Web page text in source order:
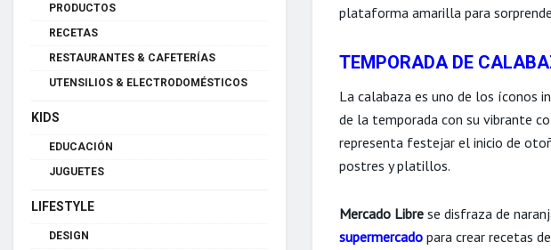
plataforma amarilla para
TEMPORADA DE
La calabaza es uno de los íconos
de la temporada con su vibrante
representa festejar el inicio de
postres y platillos.
Mercado Libre se disfraza de
supermercado para crear recetas
PRODUCTOS
RECETAS
RESTAURANTES & CAFETERÍAS
UTENSILIOS & ELECTRODOMÉSTICOS
KIDS
EDUCACIÓN
JUGUETES
LIFESTYLE
DESIGN